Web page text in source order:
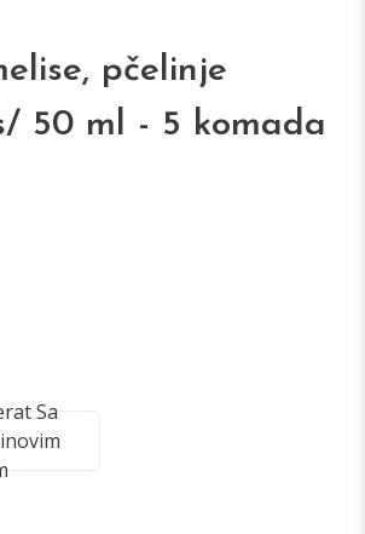
pčelinje
50 ml - 5 komada
Sa